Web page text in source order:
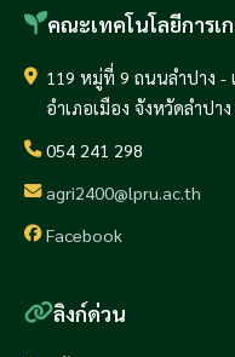
คณะเทคโนโลยีการเ
119 หมู่ที่ 9 ถนนลำปาง
อำเภอเมือง จังหวัดลำปา
054 241 298
agri2400@lpru.ac.th
Facebook
ลิงก์ด่วน